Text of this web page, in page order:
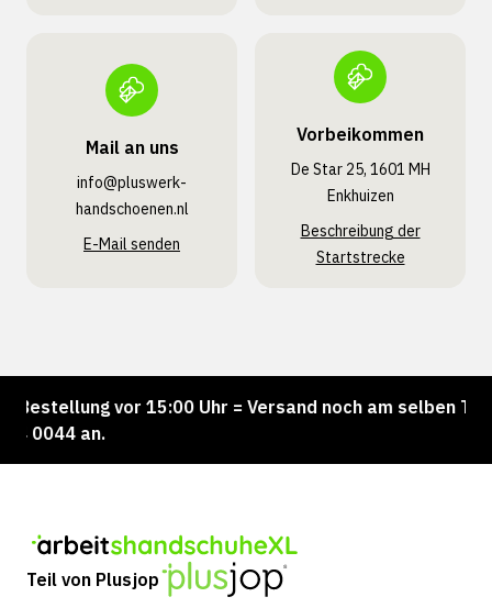
Mail an uns
info@pluswerk­
handschoenen.nl
E-Mail senden
Vorbeikommen
De Star 25, 1601 MH
Enkhuizen
Beschreibung der
Startstrecke
vor 15:00 Uhr = Versand noch am selben Tag
an.
Teil von Plusjop